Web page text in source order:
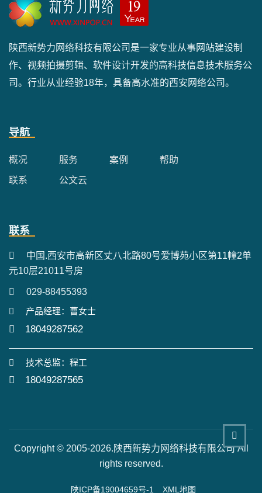
陕西新势力网络科技有限公司是一家专业从事网站建设制
作、视频拍摄剪辑、软件设计开发的高科技信息技术服务公
司。行业从业经验18年，具备高水准的西安网络公司。
导航
概况 服务 案例 帮助
联系 公文云
联系
中国.西安市高新区丈八北路80号爱博苑小区第11幢2单
元10层21011号房
029-88455393
产品经理：曹女士
18049287562
技术总监：程工
18049287565
Copyright © 2005-2026.陕西新势力网络科技有限公司 All
rights reserved.
陕ICP备19004659号-1 XML地图